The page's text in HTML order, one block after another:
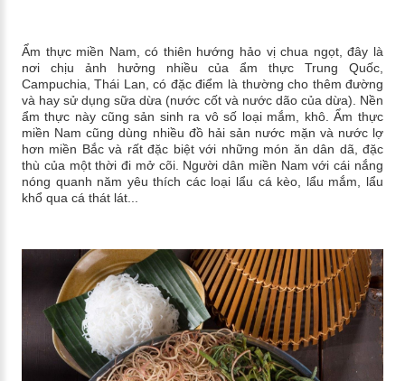
Ẩm thực miền Nam, có thiên hướng hảo vị chua ngọt, đây là
nơi chịu ảnh hưởng nhiều của ẩm thực Trung Quốc,
Campuchia, Thái Lan, có đặc điểm là thường cho thêm đường
và hay sử dụng sữa dừa (nước cốt và nước dão của dừa). Nền
ẩm thực này cũng sản sinh ra vô số loại mắm, khô. Ẩm thực
miền Nam cũng dùng nhiều đồ hải sản nước mặn và nước lợ
hơn miền Bắc và rất đặc biệt với những món ăn dân dã, đặc
thù của một thời đi mở cõi. Người dân miền Nam với cái nắng
nóng quanh năm yêu thích các loại lẩu cá kèo, lẩu mắm, lẩu
khổ qua cá thát lát...